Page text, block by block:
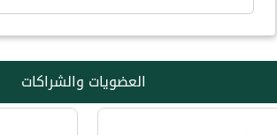
العضويات والشراكات